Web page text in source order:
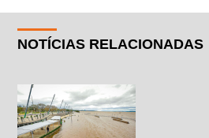
NOTÍCIAS RELACIONADAS